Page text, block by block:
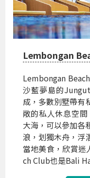
Lembongan
Lembongan
沙藍夢島的
成，多數別墅帶有
敞的私人休息空
大海，可以參加各
浪，划獨木舟，浮
當地美食，欣賞迷
ch Club也是Bali